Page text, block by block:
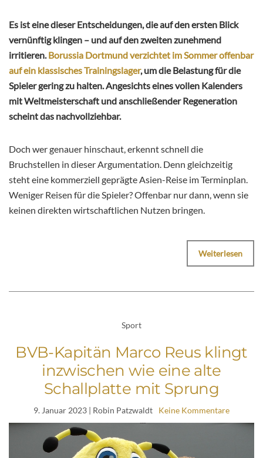
Es ist eine dieser Entscheidungen, die auf den ersten Blick
vernünftig klingen – und auf den zweiten zunehmend
irritieren. Borussia Dortmund verzichtet im Sommer offenbar
auf ein klassisches Trainingslager, um die Belastung für die
Spieler gering zu halten. Angesichts eines vollen Kalenders
mit Weltmeisterschaft und anschließender Regeneration
scheint das nachvollziehbar.
Doch wer genauer hinschaut, erkennt schnell die
Bruchstellen in dieser Argumentation. Denn gleichzeitig
steht eine kommerziell geprägte Asien-Reise im Terminplan.
Weniger Reisen für die Spieler? Offenbar nur dann, wenn sie
keinen direkten wirtschaftlichen Nutzen bringen.
Weiterlesen
Sport
BVB-Kapitän Marco Reus klingt
inzwischen wie eine alte
Schallplatte mit Sprung
9. Januar 2023 | Robin Patzwaldt Keine Kommentare